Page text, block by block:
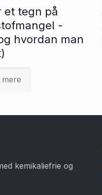
et tegn på
-
hvordan man
kemikaliefrie og